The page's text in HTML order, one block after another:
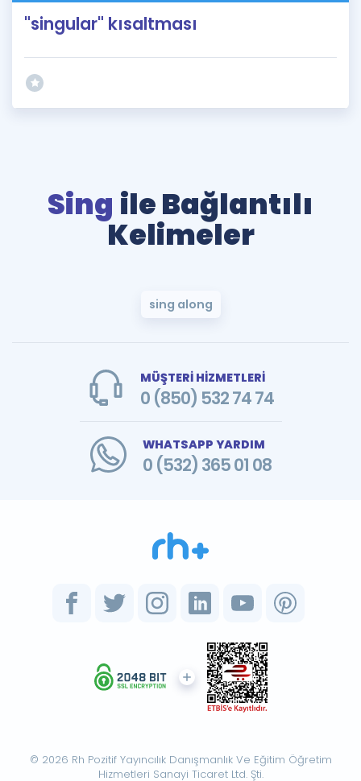
"singular" kısaltması
Sing ile Bağlantılı
Kelimeler
sing along
MÜŞTERİ HİZMETLERİ
0 (850) 532 74 74
WHATSAPP YARDIM
0 (532) 365 01 08
© 2026 Rh Pozitif Yayıncılık Danışmanlık Ve Eğitim Öğretim
Hizmetleri Sanayi Ticaret Ltd. Şti.